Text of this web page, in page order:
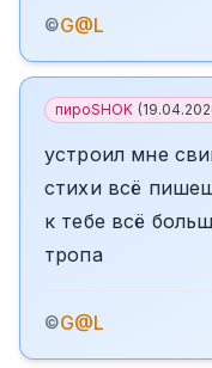
©G@L
пироSHOK (
устроил мне
стихи всё
к тебе всё
тропа
©G@L